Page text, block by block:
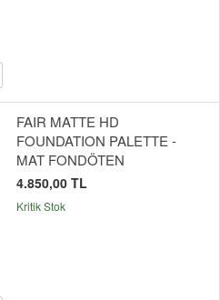
FAIR MATTE HD
FOUNDATION PALETTE -
MAT FONDÖTEN
4.850,00 TL
Kritik Stok